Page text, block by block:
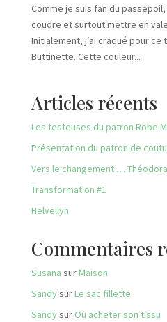
Comme je suis fan du
coudre et surtout mettre en
Initialement, j’ai craqué pour ce
Buttinette. Cette couleur...
Articles récents
Les testeuses du patron Robe
Présentation du patron de
Vers le changement …
Transformation #1
Helvellyn
Commentaires
Susana surMaison
SandysurLe sac fillette
Sandysur Où acheter son tissu